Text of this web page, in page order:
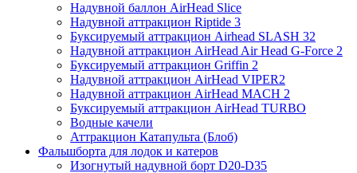
Надувной баллон AirHead Slice
Надувной аттракцион Riptide 3
Буксируемый аттракцион Airhead SLASH 32
Надувной аттракцион AirHead Air Head G-Force 2
Буксируемый аттракцион Griffin 2
Надувной аттракцион AirHead VIPER2
Надувной аттракцион AirHead MACH 2
Буксируемый аттракцион AirHead TURBO
Водные качели
Аттракцион Катапульта (Блоб)
Фальшборта для лодок и катеров
Изогнутый надувной борт D20-D35